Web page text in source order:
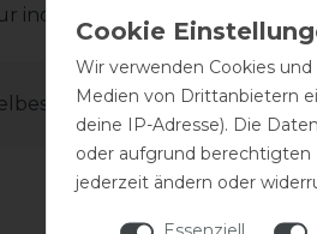
individuellen Kennzeichnung
gefallen?
Wir verwenden Cookies
Medien von Drittanbietern
deine IP-Adresse). Die
oder aufgrund berechtigten
jederzeit ändern oder
Essenziell